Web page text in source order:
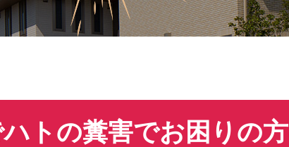
トの糞害でお困りの